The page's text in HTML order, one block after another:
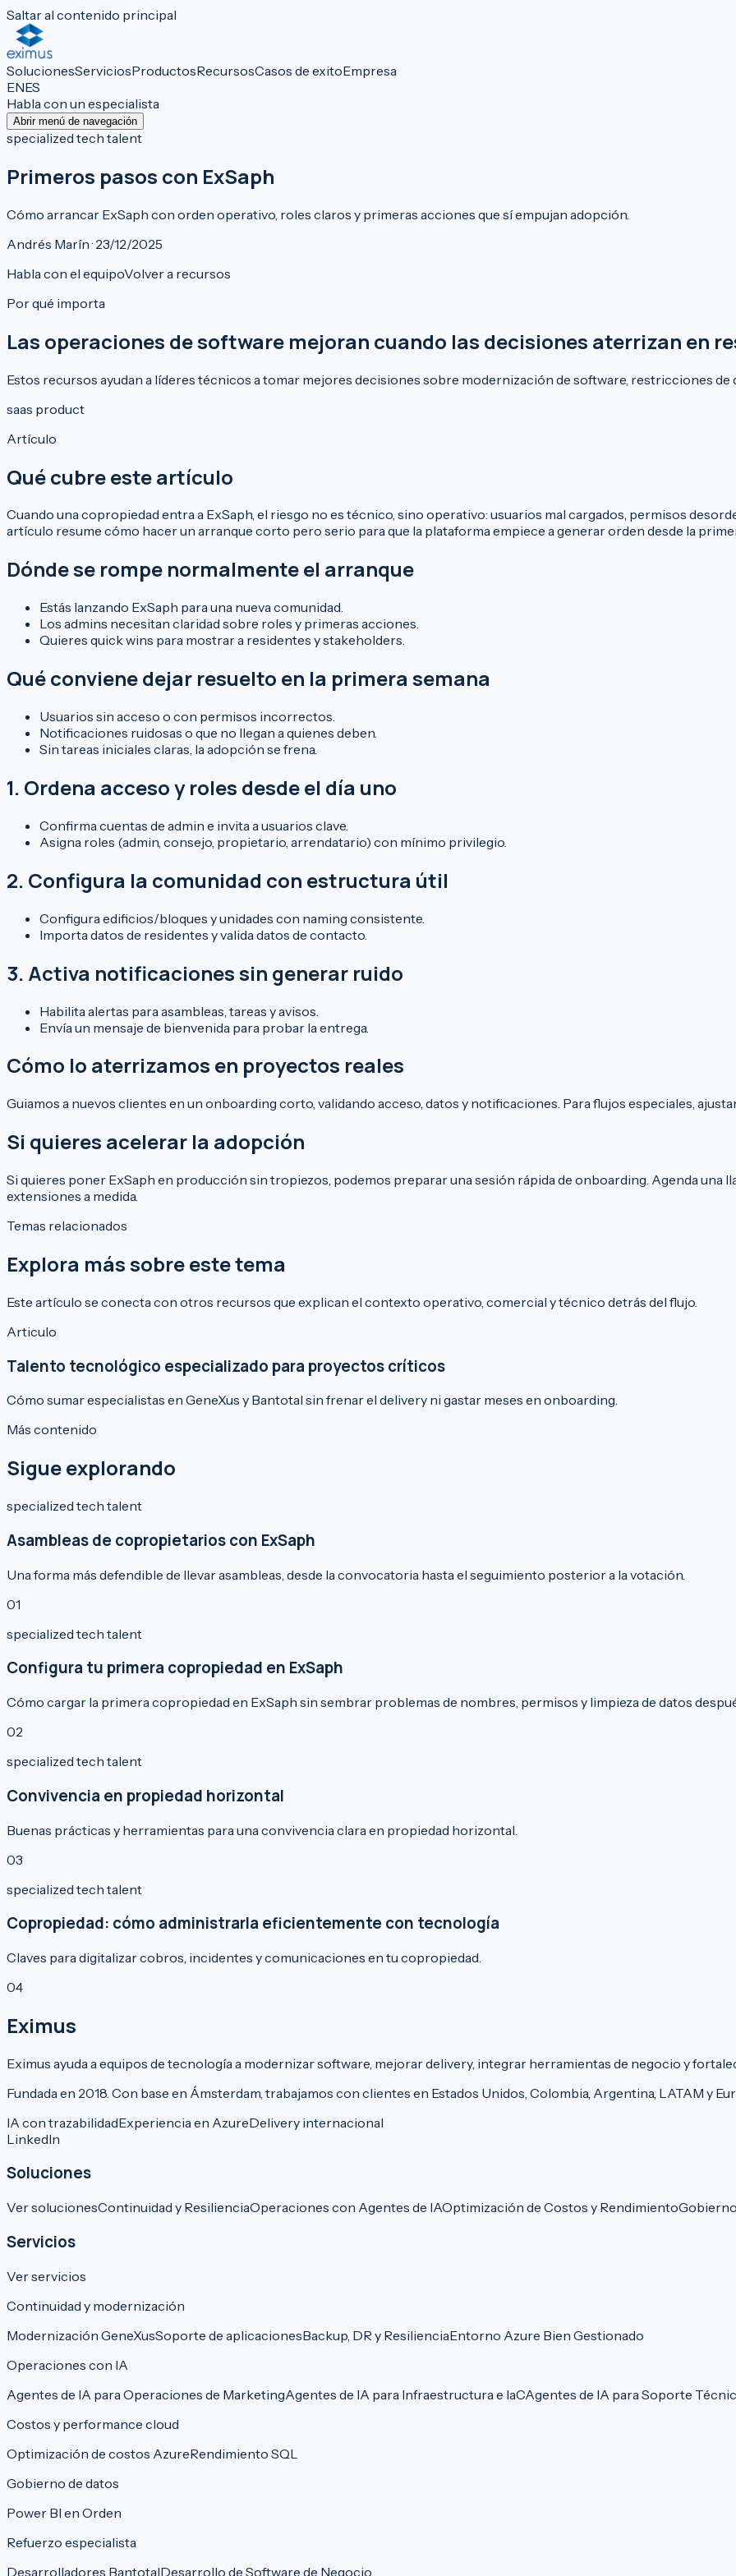
Saltar al contenido principal
SolucionesServiciosProductosRecursosCasos de exitoEmpresa
ENES
Habla con un especialista
Abrir menú de navegación
specialized tech talent
Primeros pasos con ExSaph
Cómo arrancar ExSaph con orden operativo, roles claros y primeras acciones que sí empujan adopción.
Andrés Marín · 23/12/2025
Habla con el equipoVolver a recursos
Por qué importa
Las operaciones de software mejoran cuando las decisiones aterrizan en
Estos recursos ayudan a líderes técnicos a tomar mejores decisiones sobre modernización de software, restricciones
saas product
Artículo
Qué cubre este artículo
Cuando una copropiedad entra a ExSaph, el riesgo no es técnico, sino operativo: usuarios mal cargados, permisos
artículo resume cómo hacer un arranque corto pero serio para que la plataforma empiece a generar orden desde la
Dónde se rompe normalmente el arranque
Estás lanzando ExSaph para una nueva comunidad.
Los admins necesitan claridad sobre roles y primeras acciones.
Quieres quick wins para mostrar a residentes y stakeholders.
Qué conviene dejar resuelto en la primera semana
Usuarios sin acceso o con permisos incorrectos.
Notificaciones ruidosas o que no llegan a quienes deben.
Sin tareas iniciales claras, la adopción se frena.
1. Ordena acceso y roles desde el día uno
Confirma cuentas de admin e invita a usuarios clave.
Asigna roles (admin, consejo, propietario, arrendatario) con mínimo privilegio.
2. Configura la comunidad con estructura útil
Configura edificios/bloques y unidades con naming consistente.
Importa datos de residentes y valida datos de contacto.
3. Activa notificaciones sin generar ruido
Habilita alertas para asambleas, tareas y avisos.
Envía un mensaje de bienvenida para probar la entrega.
Cómo lo aterrizamos en proyectos reales
Guiamos a nuevos clientes en un onboarding corto, validando acceso, datos y notificaciones. Para flujos especiales,
Si quieres acelerar la adopción
Si quieres poner ExSaph en producción sin tropiezos, podemos preparar una sesión rápida de onboarding. Agenda una
extensiones a medida.
Temas relacionados
Explora más sobre este tema
Este artículo se conecta con otros recursos que explican el contexto operativo, comercial y técnico detrás del flujo.
Articulo
Talento tecnológico especializado para proyectos críticos
Cómo sumar especialistas en GeneXus y Bantotal sin frenar el delivery ni gastar meses en onboarding.
Más contenido
Sigue explorando
specialized tech talent
Asambleas de copropietarios con ExSaph
Una forma más defendible de llevar asambleas, desde la convocatoria hasta el seguimiento posterior a la votación.
01
specialized tech talent
Configura tu primera copropiedad en ExSaph
Cómo cargar la primera copropiedad en ExSaph sin sembrar problemas de nombres, permisos y limpieza de datos
02
specialized tech talent
Convivencia en propiedad horizontal
Buenas prácticas y herramientas para una convivencia clara en propiedad horizontal.
03
specialized tech talent
Copropiedad: cómo administrarla eficientemente con tecnología
Claves para digitalizar cobros, incidentes y comunicaciones en tu copropiedad.
04
Eximus
Eximus ayuda a equipos de tecnología a modernizar software, mejorar delivery, integrar herramientas de negocio y
Fundada en 2018. Con base en Ámsterdam, trabajamos con clientes en Estados Unidos, Colombia, Argentina, LATAM y
IA con trazabilidadExperiencia en AzureDelivery internacional
LinkedIn
Soluciones
Ver solucionesContinuidad y ResilienciaOperaciones con Agentes de IAOptimización de Costos y Rendimiento
Servicios
Ver servicios
Continuidad y modernización
Modernización GeneXusSoporte de aplicacionesBackup, DR y ResilienciaEntorno Azure Bien Gestionado
Operaciones con IA
Agentes de IA para Operaciones de MarketingAgentes de IA para Infraestructura e IaCAgentes de IA para Soporte
Costos y performance cloud
Optimización de costos AzureRendimiento SQL
Gobierno de datos
Power BI en Orden
Refuerzo especialista
Desarrolladores BantotalDesarrollo de Software de Negocio